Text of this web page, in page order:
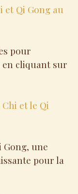
et Qi Gong au
pour
en cliquant sur
et le Qi
une
pour la